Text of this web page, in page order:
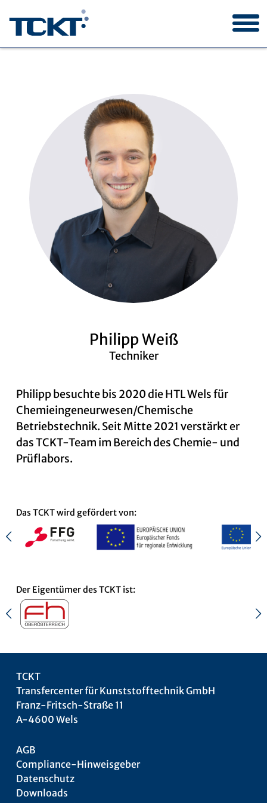
Auftragswesen
Forschungsprojekte
Publikationen
Philipp Weiß
Techniker
Philipp besuchte bis 2020 die HTL Wels für
Chemieingeneurwesen/Chemische
Betriebstechnik. Seit Mitte 2021 verstärkt er
das TCKT-Team im Bereich des Chemie- und
Prüflabors.
Das TCKT wird gefördert von:
Der Eigentümer des TCKT ist:
TCKT
Transfercenter für Kunststofftechnik GmbH
Franz-Fritsch-Straße 11
A-4600 Wels
AGB
Compliance-Hinweisgeber
Datenschutz
Downloads